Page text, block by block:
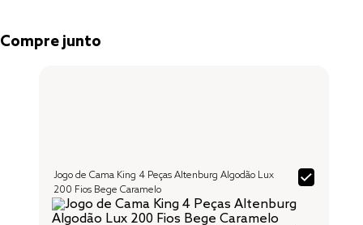
Compre junto
Jogo de Cama King 4 Peças Altenburg Algodão Lux
200 Fios Bege Caramelo